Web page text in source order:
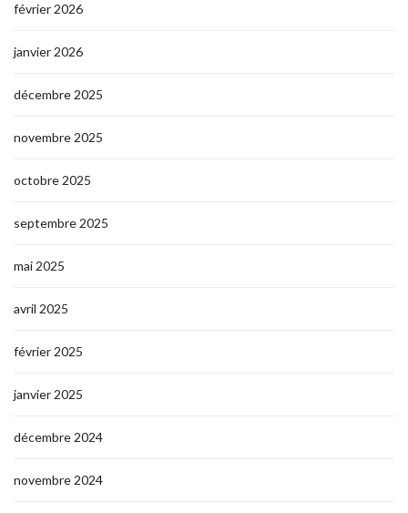
février 2026
janvier 2026
décembre 2025
novembre 2025
octobre 2025
septembre 2025
mai 2025
avril 2025
février 2025
janvier 2025
décembre 2024
novembre 2024